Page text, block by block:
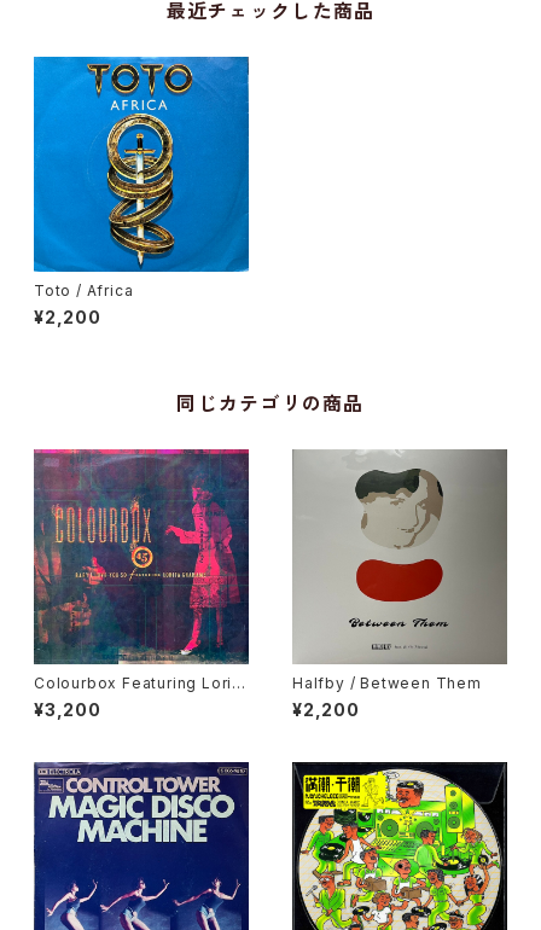
最近チェックした商品
Toto / Africa
¥2,200
同じカテゴリの商品
Colourbox Featuring Lorita
Grahame / Baby I Love You
So
¥3,200
Halfby / Between Them
¥2,200